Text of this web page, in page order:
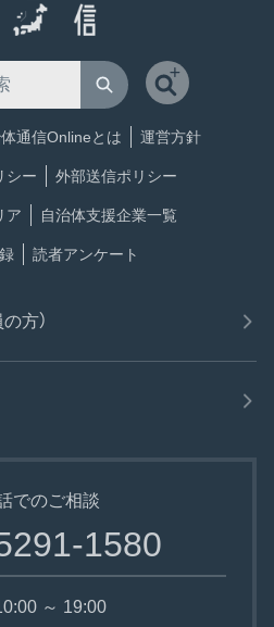
通信Onlineとは 運営方針
シー 外部送信ポリシー
ア 自治体支援企業一覧
読者アンケート
方）
でのご相談
1580
～ 19:00